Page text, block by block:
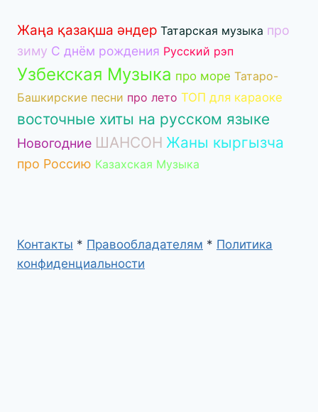
Жаңа қазақша әндер Татарская музыка про
зиму С днём рождения Русский рэп
Узбекская Музыка про море Татаро-
Башкирские песни про лето ТОП для караоке
восточные хиты на русском языке
Новогодние ШАНСОН Жаны кыргызча
про Россию Казахская Музыка
Контакты * Правообладателям * Политика
конфиденциальности